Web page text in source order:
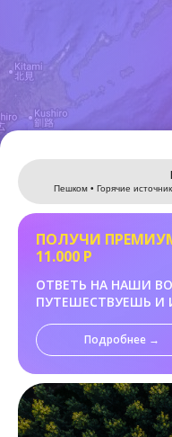
Пешком • Горячие
ПОЛУЧИ
11.000 Р
ОТВЕТЬ НА НАШИ
ПУТЕШЕСТВУЕШЬ И
Подробнее →